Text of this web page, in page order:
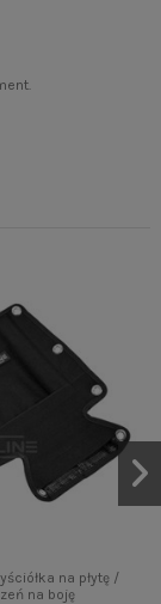
na płytę /
na boję